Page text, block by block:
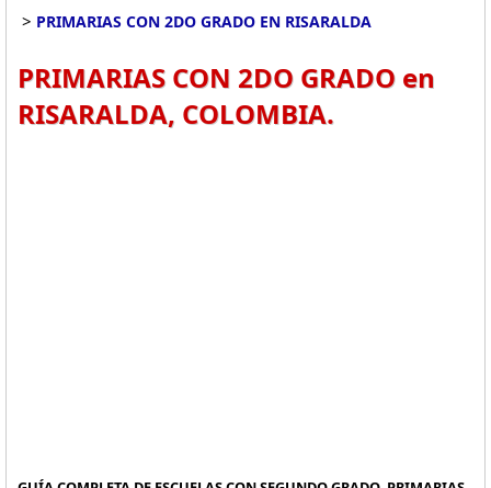
> PRIMARIAS CON 2DO GRADO EN RISARALDA
PRIMARIAS CON 2DO GRADO en
RISARALDA, COLOMBIA.